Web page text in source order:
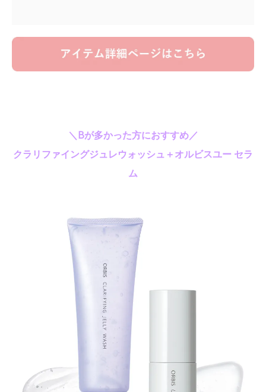
＼Bが多かった方におすすめ／
クラリファイングジュレウォッシュ＋オルビスユー セラ
ム